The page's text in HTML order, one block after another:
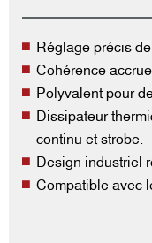
Réglage précis
Cohérence
Polyvalent pour
Dissipateur
continu et strobe.
Design industriel
Compatible avec